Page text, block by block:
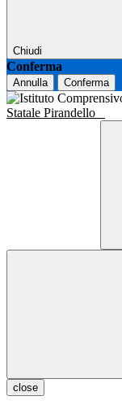
Chiudi
Conferma
Annulla Conferma
Statale Pirandello
close